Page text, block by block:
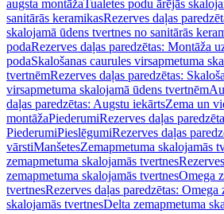
augsta montāžaTualetes podu ārējās
sanitārās keramikasRezerves daļas
skalojamā ūdens tvertnes no sanitārās
podaRezerves daļas paredzētas: Montāža
podaSkalošanas caurules virsapmetuma
tvertnēmRezerves daļas paredzētas:
virsapmetuma skalojamā ūdens tvertnēm
daļas paredzētas: Augstu iekārtsZema un
montāžaPiederumiRezerves daļas
PiederumiPieslēgumiRezerves daļas
vārstiManšetesZemapmetuma skalojamās
zemapmetuma skalojamās tvertnes
zemapmetuma skalojamās tvertnesOmega
tvertnesRezerves daļas paredzētas: Omega
skalojamās tvertnesDelta zemapmetuma